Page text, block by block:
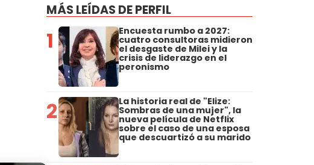
MÁS LEÍDAS DE PERFIL
1 Encuesta rumbo a 2027:
cuatro consultoras midieron
el desgaste de Milei y la
crisis de liderazgo en el
peronismo
2 La historia real de "Elize:
Sombras de una mujer", la
nueva película de Netflix
sobre el caso de una esposa
que descuartizó a su marido